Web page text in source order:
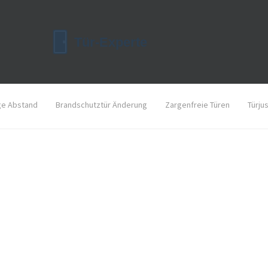
Abstand Brandschutztür Änderung Zargenfreie Türen